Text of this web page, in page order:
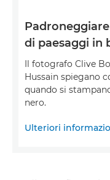
di paesaggi in
Il fotografo Clive
Hussain spiegano
quando si
nero.
Ulteriori